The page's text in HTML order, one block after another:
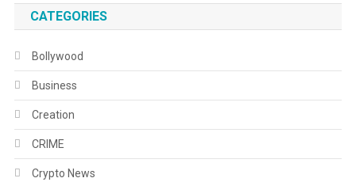
CATEGORIES
Bollywood
Business
Creation
CRIME
Crypto News